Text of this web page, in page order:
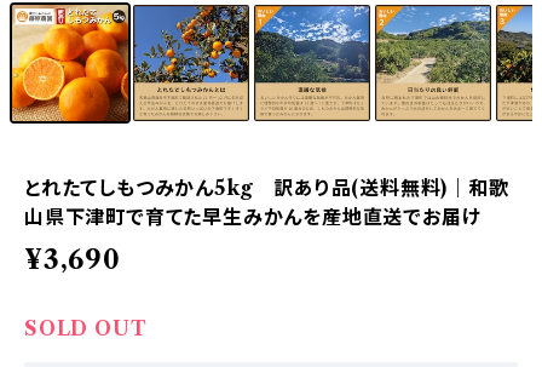
とれたてしもつみかん5kg 訳あり品(送料無料)｜和歌
山県下津町で育てた早生みかんを産地直送でお届け
¥3,690
SOLD OUT